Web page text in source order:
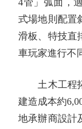
式場地則配置
滑板、特技直
車玩家進行不
土木工程拓
建造成本約
地承辦商設計